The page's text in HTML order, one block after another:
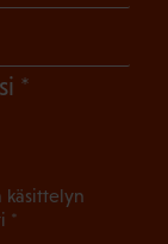
(Pakollinen)
käsittelyn
*